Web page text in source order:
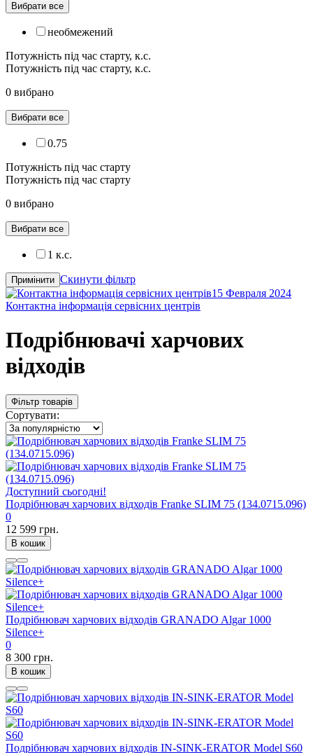
Вибрати все
необмежений
Потужність під час старту, к.с.
Потужність під час старту, к.с.
0 вибрано
Вибрати все
0.75
Потужність під час старту
Потужність під час старту
0 вибрано
Вибрати все
1 к.с.
Примінити Скинути фільтр
15 Февраля 2024
Контактна інформація сервісних центрів
Подрібнювачі харчових
відходів
Фільтр товарів
Сортувати:
Доступний сьогодні!
Подрібнювач харчових відходів Franke SLIM 75 (134.0715.096)
0
12 599 грн.
В кошик
Подрібнювач харчових відходів GRANADO Algar 1000
Silence+
0
8 300 грн.
В кошик
Подрібнювач харчових відходів IN-SINK-ERATOR Model S60